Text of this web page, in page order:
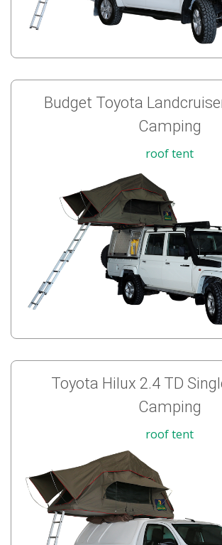
Budget Toyota
Camping
roof tent
Toyota Hilux 2.4 TD
Camping
roof tent